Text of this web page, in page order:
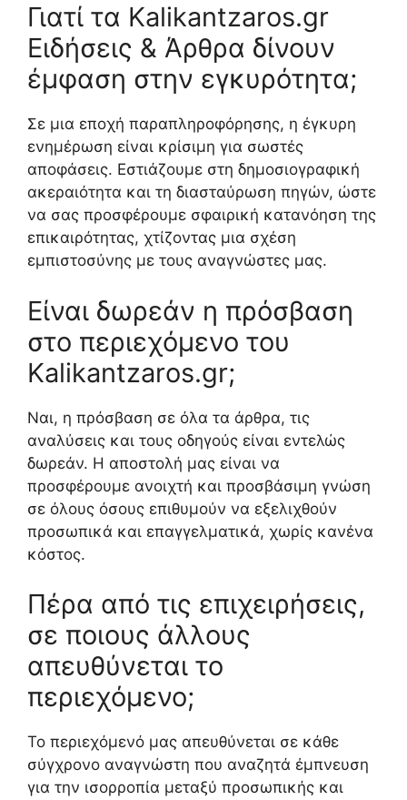
Γιατί τα Kalikantzaros.gr
Ειδήσεις & Άρθρα δίνουν
έμφαση στην εγκυρότητα;
Σε μια εποχή παραπληροφόρησης, η έγκυρη
ενημέρωση είναι κρίσιμη για σωστές
αποφάσεις. Εστιάζουμε στη δημοσιογραφική
ακεραιότητα και τη διασταύρωση πηγών, ώστε
να σας προσφέρουμε σφαιρική κατανόηση της
επικαιρότητας, χτίζοντας μια σχέση
εμπιστοσύνης με τους αναγνώστες μας.
Είναι δωρεάν η πρόσβαση
στο περιεχόμενο του
Kalikantzaros.gr;
Ναι, η πρόσβαση σε όλα τα άρθρα, τις
αναλύσεις και τους οδηγούς είναι εντελώς
δωρεάν. Η αποστολή μας είναι να
προσφέρουμε ανοιχτή και προσβάσιμη γνώση
σε όλους όσους επιθυμούν να εξελιχθούν
προσωπικά και επαγγελματικά, χωρίς κανένα
κόστος.
Πέρα από τις επιχειρήσεις,
σε ποιους άλλους
απευθύνεται το
περιεχόμενο;
Το περιεχόμενό μας απευθύνεται σε κάθε
σύγχρονο αναγνώστη που αναζητά έμπνευση
για την ισορροπία μεταξύ προσωπικής και